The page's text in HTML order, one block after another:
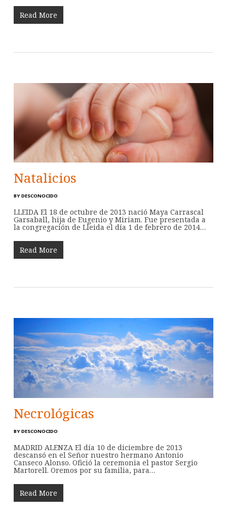
Read More
Natalicios
BY DESCONOCIDO
LLEIDA El 18 de octubre de 2013 nació Maya Carrascal
Garsaball, hija de Eugenio y Miriam. Fue presentada a
la congregación de Lleida el día 1 de febrero de 2014…
Read More
Necrológicas
BY DESCONOCIDO
MADRID ALENZA El día 10 de diciembre de 2013
descansó en el Señor nuestro hermano Antonio
Canseco Alonso. Ofició la ceremonia el pastor Sergio
Martorell. Oremos por su familia, para…
Read More